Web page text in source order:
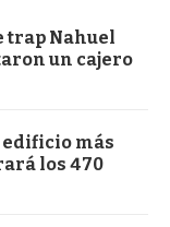
trap Nahuel
un cajero
más
los 470